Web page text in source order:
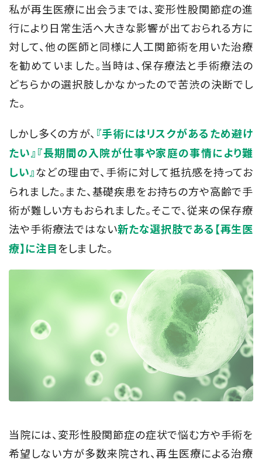
私が再生医療に出会うまでは、変形性股関節症の進
行により日常生活へ大きな影響が出ておられる方に
対して、他の医師と同様に人工関節術を用いた治療
を勧めていました。当時は、保存療法と手術療法の
どちらかの選択肢しかなかったので苦渋の決断でし
た。
しかし多くの方が、 『手術にはリスクがあるため避け
たい』『長期間の入院が仕事や家庭の事情により難
しい』などの理由で、手術に対して抵抗感を持ってお
られました。また、基礎疾患をお持ちの方や高齢で手
術が難しい方もおられました。そこで、従来の保存療
法や手術療法ではない新たな選択肢である【再生医
療】に注目をしました。
当院には、変形性股関節症の症状で悩む方や手術を
希望しない方が多数来院され、再生医療による治療